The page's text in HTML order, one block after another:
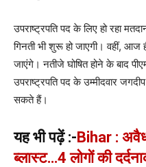
उपराष्ट्रपति पद के लिए हो रहा
गिनती भी शुरू हो जाएगी। वहीं, आज
जाएंगे। नतीजे घोषित होने के बाद
उपराष्ट्रपति पद के उम्मीदवार
सकते हैं।
यह भी पढ़ें :-Bihar :
ब्लास्ट…4 लोगों की